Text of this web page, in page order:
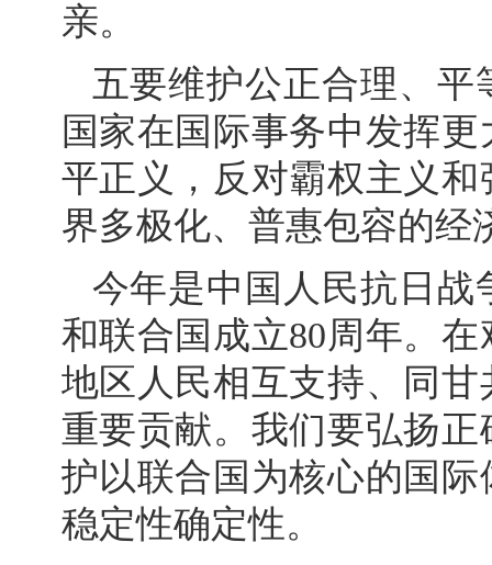
亲。
五要维护公正合理、
国家在国际事务中发挥
平正义，反对霸权主义
界多极化、普惠包容的经
今年是中国人民抗日战
和联合国成立80周年。
地区人民相互支持、同
重要贡献。我们要弘扬
护以联合国为核心的国
稳定性确定性。